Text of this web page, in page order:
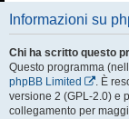
Informazioni su
Chi ha scritto questo
Questo programma
phpBB Limited
. È
versione 2 (GPL-2.0) e
collegamento per